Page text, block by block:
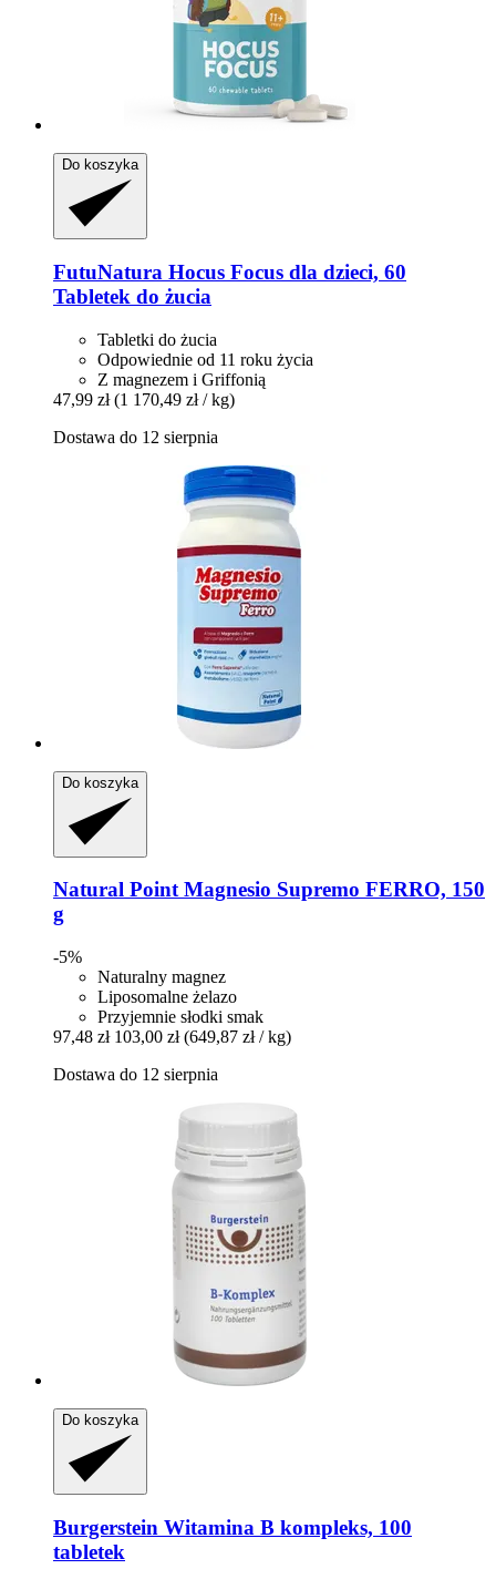
Do koszyka
FutuNatura Hocus Focus dla dzieci, 60
Tabletek do żucia
Tabletki do żucia
Odpowiednie od 11 roku życia
Z magnezem i Griffonią
47,99 zł (1 170,49 zł / kg)
Dostawa do 12 sierpnia
Do koszyka
Natural PointMagnesio Supremo FERRO, 150
g
-5%
Naturalny magnez
Liposomalne żelazo
Przyjemnie słodki smak
97,48 zł 103,00 zł (649,87 zł / kg)
Dostawa do 12 sierpnia
Do koszyka
Burgerstein Witamina B kompleks, 100
tabletek